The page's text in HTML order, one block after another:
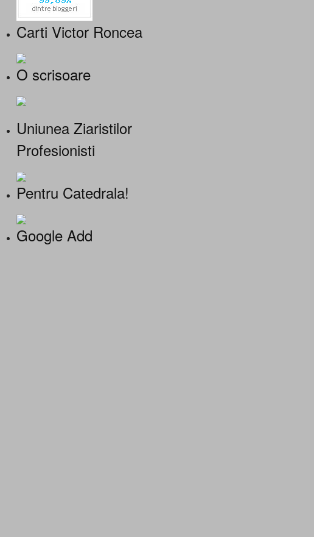
Carti Victor Roncea
O scrisoare
Uniunea Ziaristilor
Profesionisti
Pentru Catedrala!
Google Add